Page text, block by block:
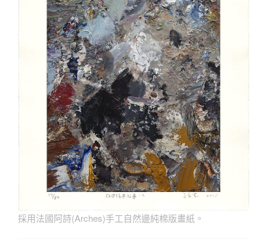
採用法國阿詩(Arches)手工自然邊純棉版畫紙。